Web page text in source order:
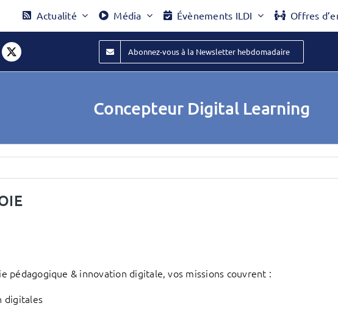
Actualité Média Évènements ILDI Offres
Abonnez-vous à la Newsletter hebdomadaire
Concepteur Digital Learning
pédagogique & innovation digitale, vos missions couvrent :
digitales